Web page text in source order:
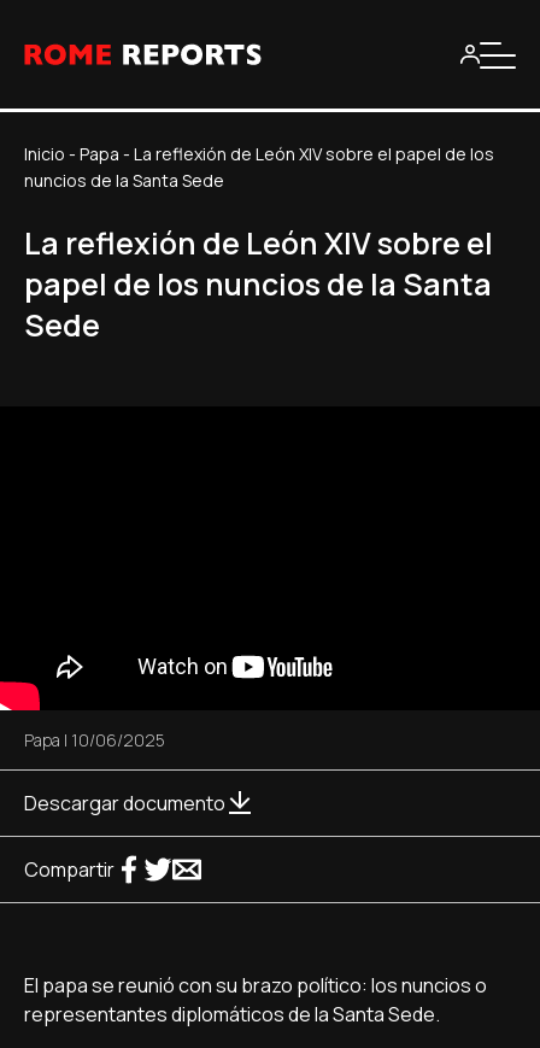
Inicio - Papa - La reflexión de León XIV sobre el papel de los
nuncios de la Santa Sede
La reflexión de León XIV sobre el
papel de los nuncios de la Santa
Sede
Papa | 10/06/2025
Descargar documento
Compartir
El papa se reunió con su brazo político: los nuncios o
representantes diplomáticos de la Santa Sede.